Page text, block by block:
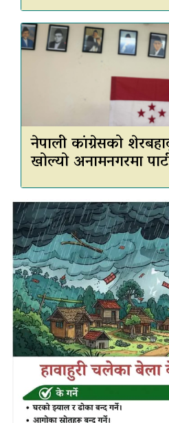
नेपाली कांग्रेसको
खोल्यो अनामनगरमा